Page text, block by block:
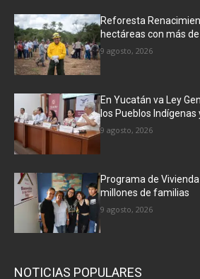
Reforesta
hectáreas con más
9 agosto, 2026
En Yucatán va Ley
los Pueblos
9 agosto, 2026
Programa de
millones de familias
9 agosto, 2026
NOTICIAS POPULARES